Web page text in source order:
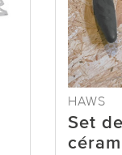
HAWS
Set